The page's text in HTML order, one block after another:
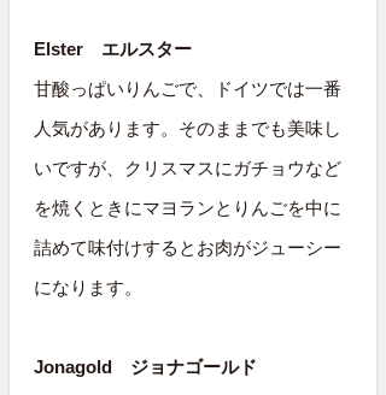
Elster エルスター
甘酸っぱいりんごで、ドイツでは一番
人気があります。そのままでも美味し
いですが、クリスマスにガチョウなど
を焼くときにマヨランとりんごを中に
詰めて味付けするとお肉がジューシー
になります。
Jonagold ジョナゴールド